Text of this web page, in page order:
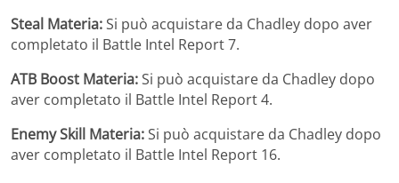
Steal Materia:Si può acquistare da Chadley dopo aver
completato il Battle Intel Report 7.
ATB Boost Materia:Si può acquistare da Chadley dopo
aver completato il Battle Intel Report 4.
Enemy Skill Materia:Si può acquistare da Chadley dopo
aver completato il Battle Intel Report 16.